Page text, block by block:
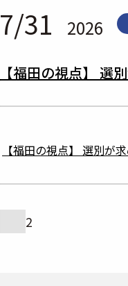
7/31 2026
【福田の視点】 選
【福田の視点】 選別が
2